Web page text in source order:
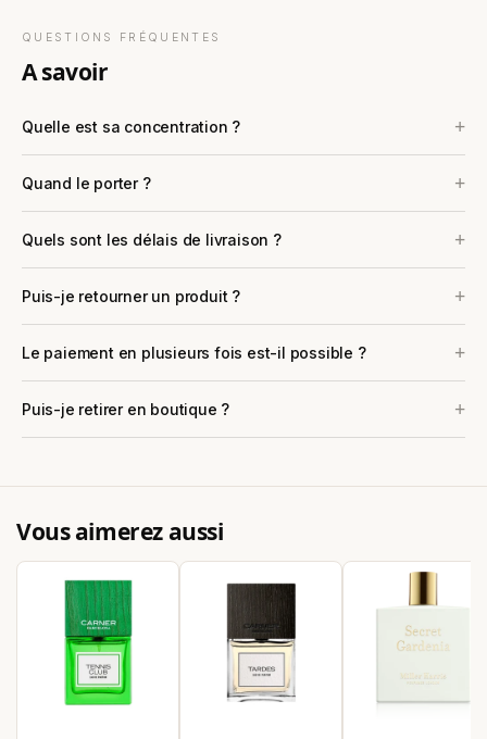
QUESTIONS FRÉQUENTES
a savoir
Quelle est sa concentration ?
Quand le porter ?
Quels sont les délais de livraison ?
Puis-je retourner un produit ?
Le paiement en plusieurs fois est-il possible ?
Puis-je retirer en boutique ?
Vous aimerez aussi